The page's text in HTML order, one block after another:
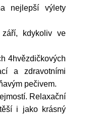
nejlepší výlety
kdykoliv ve
4hvězdičkových
a zdravotními
pečivem.
Relaxační
i jako krásný